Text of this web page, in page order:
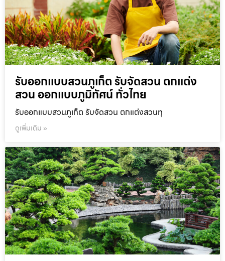
รับออกแบบสวนภูเก็ต รับจัดสวน ตกแต่ง
สวน ออกแบบภูมิทัศน์ ทั่วไทย
รับออกแบบสวนภูเก็ต รับจัดสวน ตกแต่งสวนทุ
ดูเพิ่มเติม »